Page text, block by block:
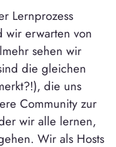
Lernprozess
wir erwarten von
sehen wir
die gleichen
die uns
Community zur
wir alle lernen,
Wir als Hosts